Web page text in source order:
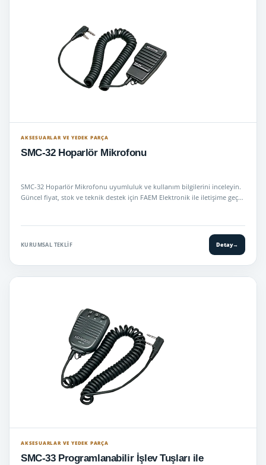
AKSESUARLAR VE YEDEK PARÇA
SMC-32 Hoparlör Mikrofonu
SMC-32 Hoparlör Mikrofonu uyumluluk ve kullanım bilgilerini inceleyin.
Güncel fiyat, stok ve teknik destek için FAEM Elektronik ile iletişime geç…
KURUMSAL TEKLIF Detay→
AKSESUARLAR VE YEDEK PARÇA
SMC-33 Programlanabilir İşlev Tuşları ile